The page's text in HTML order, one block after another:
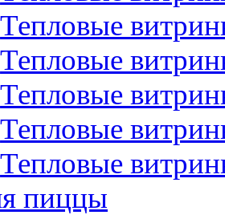
Тепловые
Тепловые
Тепловые
Тепловые
Тепловые
пиццы